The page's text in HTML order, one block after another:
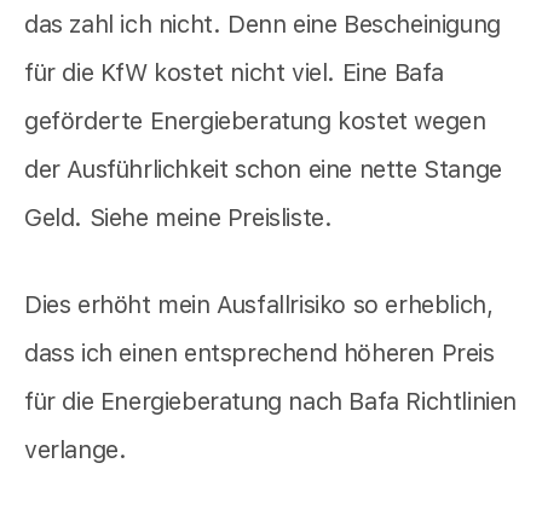
das zahl ich nicht. Denn eine Bescheinigung
für die KfW kostet nicht viel. Eine Bafa
geförderte Energieberatung kostet wegen
der Ausführlichkeit schon eine nette Stange
Geld. Siehe meine Preisliste.
Dies erhöht mein Ausfallrisiko so erheblich,
dass ich einen entsprechend höheren Preis
für die Energieberatung nach Bafa Richtlinien
verlange.